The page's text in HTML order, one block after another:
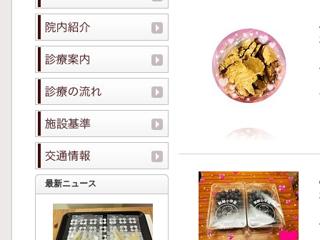
最新ニュース